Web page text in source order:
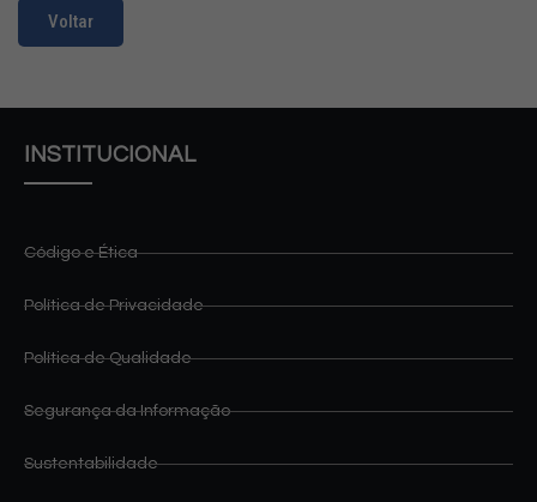
Voltar
INSTITUCIONAL
Código e Ética
Política de Privacidade
Política de Qualidade
Segurança da Informação
Sustentabilidade